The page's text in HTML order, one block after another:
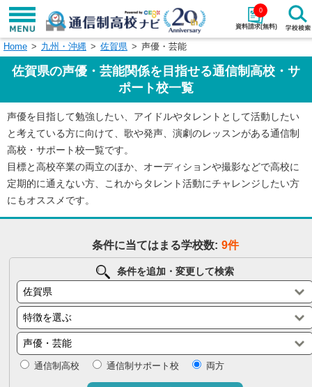
資料請求(無料)
0
学校名で探す
エリアから探す 特徴から探す
エリアを選択して探す
関東 北海道・東北
東海 北陸・甲信越
中国
四国
閉じる
Home 九州・沖縄 佐賀県 声優・芸能
佐賀県の声優・芸能関係を目指せる通信制高校・サ
ポート校一覧
声優を目指して勉強したい、アイドルやタレントとして活動したい
と考えている方に向けて、歌や発声、演劇のレッスンがある通信制
高校・サポート校一覧です。
目標と高校卒業の両立のほか、オーディションや撮影などで高校に
定期的に通えない方、これからタレント活動にチャレンジしたい方
にもオススメです。
条件に当てはまる学校数: 9件
条件を追加・変更して検索
通信制高校 通信制サポート校 両方